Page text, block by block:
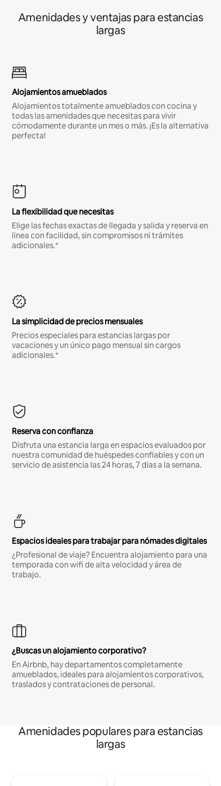
Amenidades y ventajas para estancias
largas
Alojamientos amueblados
Alojamientos totalmente amueblados con cocina y
todas las amenidades que necesitas para vivir
cómodamente durante un mes o más. ¡Es la alternativa
perfecta!
La flexibilidad que necesitas
Elige las fechas exactas de llegada y salida y reserva en
línea con facilidad, sin compromisos ni trámites
adicionales.*
La simplicidad de precios mensuales
Precios especiales para estancias largas por
vacaciones y un único pago mensual sin cargos
adicionales.*
Reserva con confianza
Disfruta una estancia larga en espacios evaluados por
nuestra comunidad de huéspedes confiables y con un
servicio de asistencia las 24 horas, 7 días a la semana.
Espacios ideales para trabajar para nómades digitales
¿Profesional de viaje? Encuentra alojamiento para una
temporada con wifi de alta velocidad y área de
trabajo.
¿Buscas un alojamiento corporativo?
En Airbnb, hay departamentos completamente
amueblados, ideales para alojamientos corporativos,
traslados y contrataciones de personal.
Amenidades populares para estancias
largas